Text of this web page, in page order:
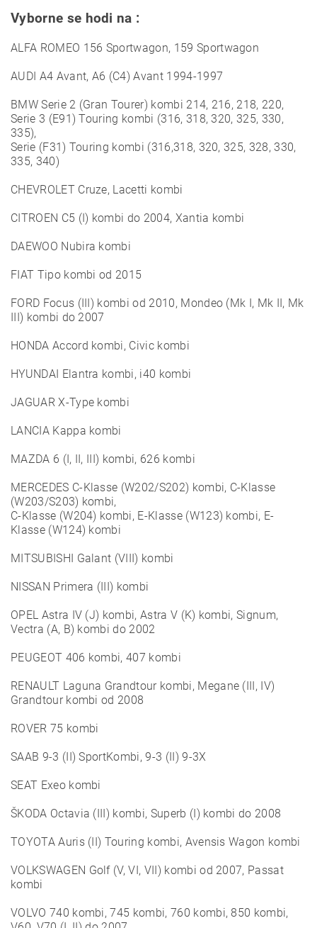
Vyborne se hodi na :
ALFA ROMEO 156 Sportwagon, 159 Sportwagon
AUDI A4 Avant, A6 (C4) Avant 1994-1997
BMW Serie 2 (Gran Tourer) kombi 214, 216, 218, 220,
Serie 3 (E91) Touring kombi (316, 318, 320, 325, 330,
335),
Serie (F31) Touring kombi (316,318, 320, 325, 328, 330,
335, 340)
CHEVROLET Cruze, Lacetti kombi
CITROEN C5 (I) kombi do 2004, Xantia kombi
DAEWOO Nubira kombi
FIAT Tipo kombi od 2015
FORD Focus (III) kombi od 2010, Mondeo (Mk I, Mk II, Mk
III) kombi do 2007
HONDA Accord kombi, Civic kombi
HYUNDAI Elantra kombi, i40 kombi
JAGUAR X-Type kombi
LANCIA Kappa kombi
MAZDA 6 (I, II, III) kombi, 626 kombi
MERCEDES C-Klasse (W202/S202) kombi, C-Klasse
(W203/S203) kombi,
C-Klasse (W204) kombi, E-Klasse (W123) kombi, E-
Klasse (W124) kombi
MITSUBISHI Galant (VIII) kombi
NISSAN Primera (III) kombi
OPEL Astra IV (J) kombi, Astra V (K) kombi, Signum,
Vectra (A, B) kombi do 2002
PEUGEOT 406 kombi, 407 kombi
RENAULT Laguna Grandtour kombi, Megane (III, IV)
Grandtour kombi od 2008
ROVER 75 kombi
SAAB 9-3 (II) SportKombi, 9-3 (II) 9-3X
SEAT Exeo kombi
ŠKODA Octavia (III) kombi, Superb (I) kombi do 2008
TOYOTA Auris (II) Touring kombi, Avensis Wagon kombi
VOLKSWAGEN Golf (V, VI, VII) kombi od 2007, Passat
kombi
VOLVO 740 kombi, 745 kombi, 760 kombi, 850 kombi,